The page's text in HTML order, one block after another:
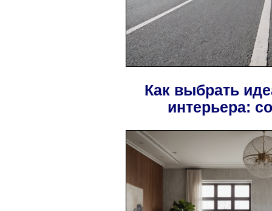
Как выбрать
интерьера: